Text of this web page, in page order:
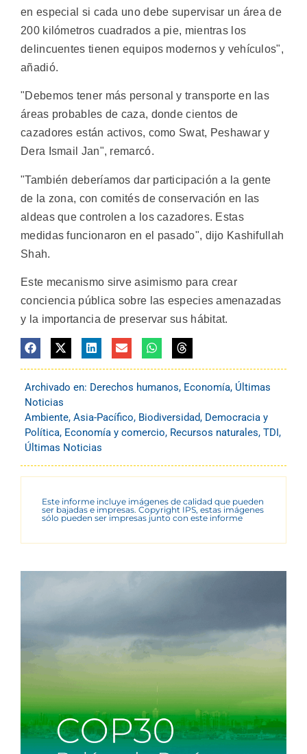
en especial si cada uno debe supervisar un área de
200 kilómetros cuadrados a pie, mientras los
delincuentes tienen equipos modernos y vehículos",
añadió.
"Debemos tener más personal y transporte en las
áreas probables de caza, donde cientos de
cazadores están activos, como Swat, Peshawar y
Dera Ismail Jan", remarcó.
"También deberíamos dar participación a la gente
de la zona, con comités de conservación en las
aldeas que controlen a los cazadores. Estas
medidas funcionaron en el pasado", dijo Kashifullah
Shah.
Este mecanismo sirve asimismo para crear
conciencia pública sobre las especies amenazadas
y la importancia de preservar sus hábitat.
Archivado en: Derechos humanos, Economía, Últimas
Noticias
Ambiente, Asia-Pacífico, Biodiversidad, Democracia y
Política, Economía y comercio, Recursos naturales, TDI,
Últimas Noticias
Este informe incluye imágenes de calidad que pueden
ser bajadas e impresas. Copyright IPS, estas imágenes
sólo pueden ser impresas junto con este informe